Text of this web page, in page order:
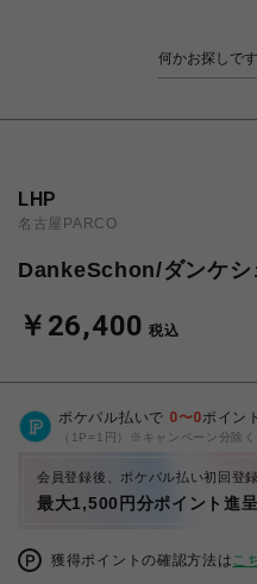
LHP
名古屋PARCO
DankeSchon/ダンケ
￥26,400 税込
ポケパル払いで 0〜0ポイント
（1P=1円）※キャンペーン分除く
会員登録後、ポケパル払い初回登
最大1,500円分ポイント進呈
獲得ポイントの確認方法はこ